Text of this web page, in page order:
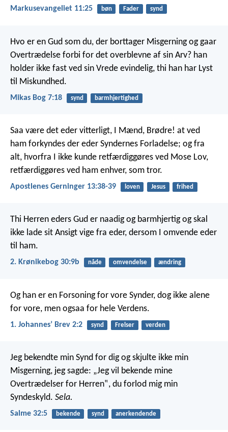
Markusevangeliet 11:25 bøn Fader synd
Hvo er en Gud som du, der borttager Misgerning og gaar
Overtrædelse forbi for det overblevne af sin Arv? han
holder ikke fast ved sin Vrede evindelig, thi han har Lyst
til Miskundhed.
Mikas Bog 7:18 synd barmhjertighed
Saa være det eder vitterligt, I Mænd, Brødre! at ved
ham forkyndes der eder Syndernes Forladelse; og fra
alt, hvorfra I ikke kunde retfærdiggøres ved Mose Lov,
retfærdiggøres ved ham enhver, som tror.
Apostlenes Gerninger 13:38-39 loven Jesus frihed
Thi Herren eders Gud er naadig og barmhjertig og skal
ikke lade sit Ansigt vige fra eder, dersom I omvende eder
til ham.
2. Krønikebog 30:9b nåde omvendelse ændring
Og han er en Forsoning for vore Synder, dog ikke alene
for vore, men ogsaa for hele Verdens.
1. Johannesʼ Brev 2:2 synd Frelser verden
Jeg bekendte min Synd for digog skjulte ikke min
Misgerning, jeg sagde: „Jeg vil bekende mine
Overtrædelser for Herren‟, du forlod mig min
Syndeskyld. Sela.
Salme 32:5 bekende synd anerkendende